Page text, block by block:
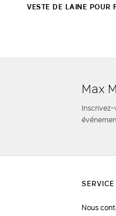
VESTE DE LAINE POUR
Max
Nous